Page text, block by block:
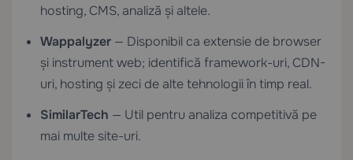
hosting, CMS, analiză și altele.
Wappalyzer — Disponibil ca extensie de browser
și instrument web; identifică framework-uri, CDN-
uri, hosting și zeci de alte tehnologii în timp real.
SimilarTech — Util pentru analiza competitivă pe
mai multe site-uri.